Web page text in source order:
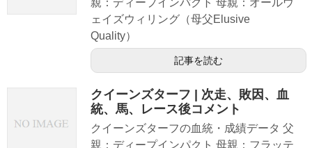
ェイズウィリング（母父Elusive
Quality）
記事を読む
クイーンズターフ | 次走、敗因、血
統、馬、レース後コメント
クイーンズターフの血統・成績データ 父
親：ディープインパクト 母親：フラッテ